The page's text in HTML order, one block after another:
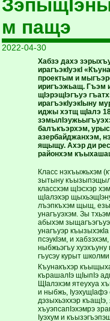
м пащэ
2022-04-30
Хабзэ дахэ
ирагъэкIуэкI
проектым и
иригъэжьащ. Гъэм
щIэрэщIэгъуэ
ирагъэкIуэкIыну
иджы хэтщ щIалэ
балъкъэрхэм,
азербайджанхэм,
ящыщу. Ахэр ди
районхэм
Класс нэхъыжьхэм
зытыну
классхэм щIэсхэр
щIалэхэр
лъэпкъхэм щыщ,
унагъуэхэм. Зы
абыхэм
унагъуэр
псэукIэм, и
ныбжьэгъу
гъусэу курыт
Къунакъхэр
кърашалIэ щIыпIэ
ЩIалэхэм ятеухуа
и ныбжь, IуэхущIафэ
дэзыхьэххэр
хъуэпсапIэхэмрэ
Iуэхум и